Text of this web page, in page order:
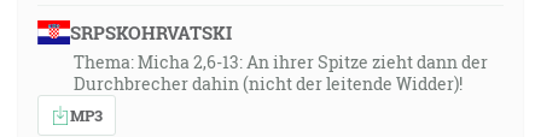
SRPSKOHRVATSKI
Thema: Micha 2,6-13: An ihrer Spitze zieht dann der
Durchbrecher dahin (nicht der leitende Widder)!
MP3